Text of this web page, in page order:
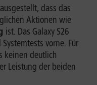
dass das
Aktionen wie
ist. Das Galaxy S26
vorne. Für
keinen deutlich
Leistung der beiden